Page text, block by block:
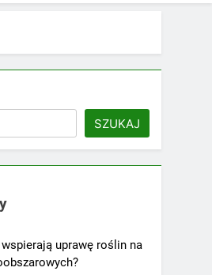
SZUKAJ
uprawę roślin na